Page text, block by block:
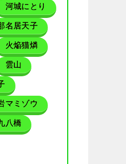
河城にとり
名居天子
火焔猫燐
雲山
マミゾウ
八橋